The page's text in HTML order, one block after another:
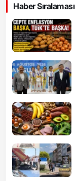
Haber Sıralaması